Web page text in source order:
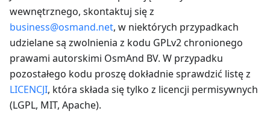
wewnętrznego, skontaktuj się z
business@osmand.net, w niektórych przypadkach
udzielane są zwolnienia z kodu GPLv2 chronionego
prawami autorskimi OsmAnd BV. W przypadku
pozostałego kodu proszę dokładnie sprawdzić listę z
LICENCJI, która składa się tylko z licencji permisywnych
(LGPL, MIT, Apache).